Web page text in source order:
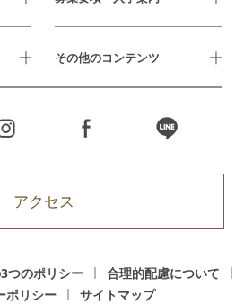
その他のコンテンツ
アクセス
つのポリシー
合理的配慮について
ポリシー
サイトマップ